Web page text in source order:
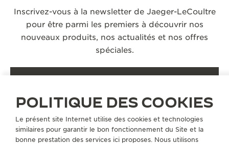
Inscrivez-vous à la newsletter de Jaeger-LeCoultre
pour être parmi les premiers à découvrir nos
nouveaux produits, nos actualités et nos offres
spéciales.
POLITIQUE DES COOKIES
Le présent site Internet utilise des cookies et technologies
similaires pour garantir le bon fonctionnement du Site et la
bonne prestation des services ici proposes. Nous utilisons